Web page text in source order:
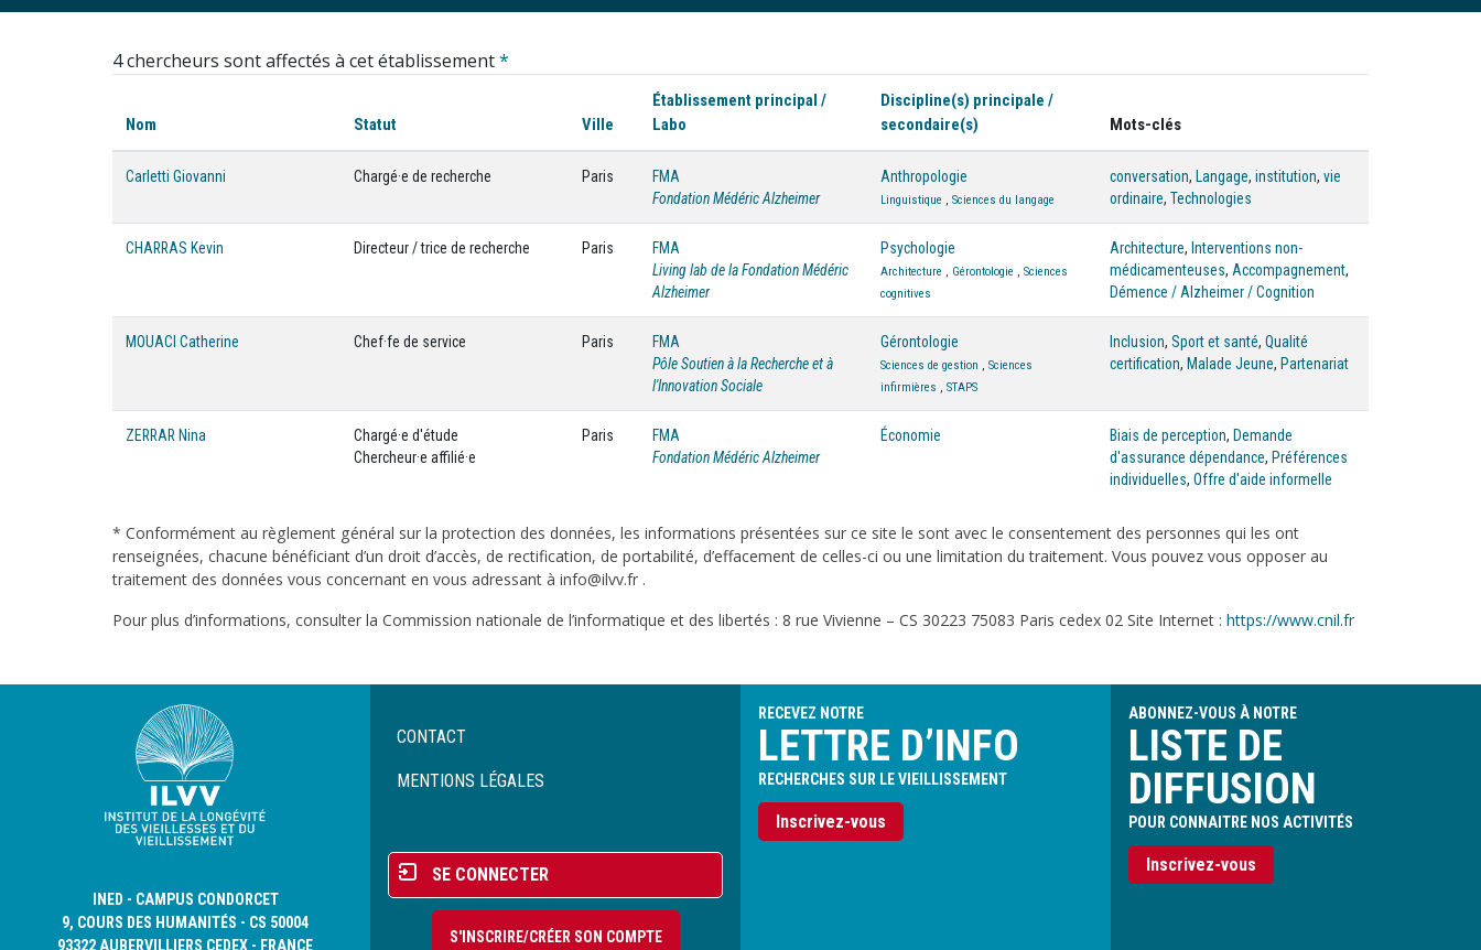
4 chercheurs sont affectés à cet établissement*
Nom Statut Ville
Établissement principal /
Labo
Discipline(s) principale /
secondaire(s)
Mots-clés
Carletti Giovanni Chargé·e de recherche Paris
FMA
Fondation Médéric Alzheimer
Anthropologie
Linguistique , Sciences du langage
conversation, Langage, institution, vie
ordinaire, Technologies
CHARRAS Kevin Directeur / trice de recherche Paris
FMA
Living lab de la Fondation Médéric
Alzheimer
Psychologie
Architecture , Gérontologie , Sciences
cognitives
Architecture, Interventions non-
médicamenteuses, Accompagnement,
Démence / Alzheimer / Cognition
MOUACI Catherine Chef·fe de service Paris
FMA
Pôle Soutien à la Recherche et à
l'Innovation Sociale
Gérontologie
Sciences de gestion , Sciences
infirmières , STAPS
Inclusion, Sport et santé, Qualité
certification, Malade Jeune, Partenariat
ZERRAR Nina
Chargé·e d'étude
Chercheur·e affilié·e
Paris
FMA
Fondation Médéric Alzheimer
Économie Biais de perception, Demande
d'assurance dépendance, Préférences
individuelles, Offre d'aide informelle
* Conformément au règlement général sur la protection des données, les informations présentées sur ce site le sont avec le consentement des personnes qui les ont
renseignées, chacune bénéficiant d’un droit d’accès, de rectification, de portabilité, d’effacement de celles-ci ou une limitation du traitement. Vous pouvez vous opposer au
traitement des données vous concernant en vous adressant à info@ilvv.fr .
Pour plus d’informations, consulter la Commission nationale de l’informatique et des libertés : 8 rue Vivienne – CS 30223 75083 Paris cedex 02 Site Internet : https://www.cnil.fr
INED - CAMPUS CONDORCET
9, COURS DES HUMANITÉS - CS 50004
93322 AUBERVILLIERS CEDEX - FRANCE
Menu
de
CONTACT
MENTIONS LÉGALES
Menu
du
compte
SE CONNECTER
S'INSCRIRE/CRÉER SON COMPTE
RECEVEZ NOTRE
LETTRE D’INFO
RECHERCHES SUR LE VIEILLISSEMENT
Inscrivez-vous
ABONNEZ-VOUS À NOTRE
LISTE DE
DIFFUSION
POUR CONNAITRE NOS ACTIVITÉS
Inscrivez-vous